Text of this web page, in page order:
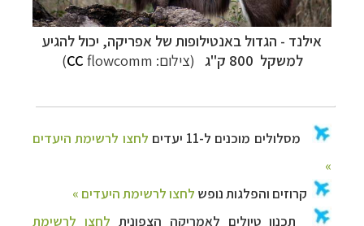
אילנד - הגדול באנטילופות של אפריקה, יכול להגיע
למשקל 800 ק"ג
(צילום: CC flowcomm)